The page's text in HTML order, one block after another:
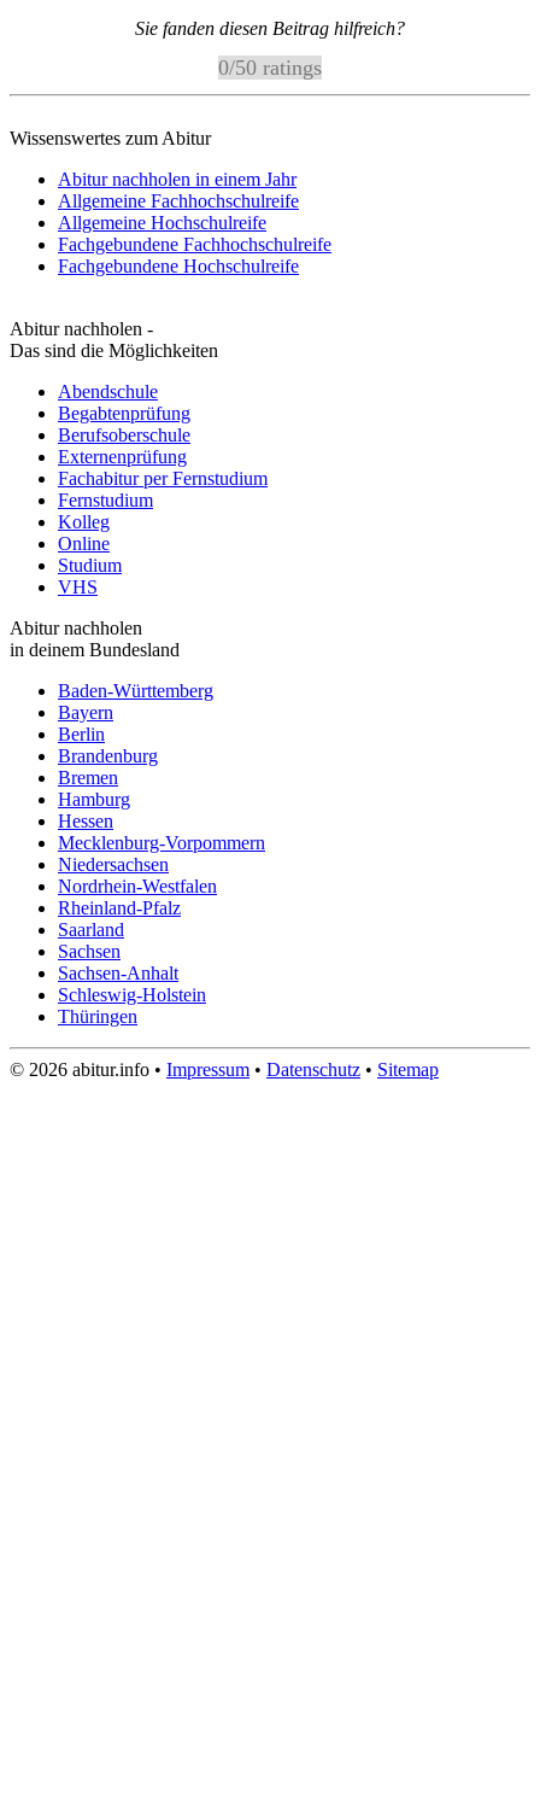
Sie fanden diesen Beitrag hilfreich?
0/50 ratings
Wissenswertes zum Abitur
Abitur nachholen in einem Jahr
Allgemeine Fachhochschulreife
Allgemeine Hochschulreife
Fachgebundene Fachhochschulreife
Fachgebundene Hochschulreife
Abitur nachholen -
Das sind die Möglichkeiten
Abendschule
Begabtenprüfung
Berufsoberschule
Externenprüfung
Fachabitur per Fernstudium
Fernstudium
Kolleg
Online
Studium
VHS
Abitur nachholen
in deinem Bundesland
Baden-Württemberg
Bayern
Berlin
Brandenburg
Bremen
Hamburg
Hessen
Mecklenburg-Vorpommern
Niedersachsen
Nordrhein-Westfalen
Rheinland-Pfalz
Saarland
Sachsen
Sachsen-Anhalt
Schleswig-Holstein
Thüringen
© 2026 abitur.info • Impressum • Datenschutz • Sitemap